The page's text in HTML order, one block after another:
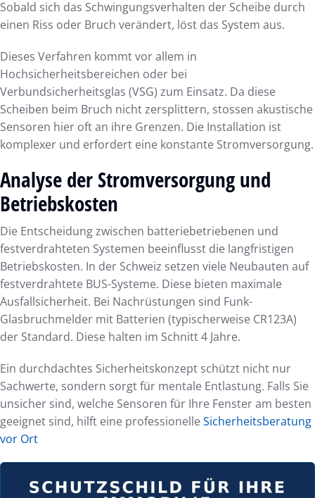
Sobald sich das Schwingungsverhalten der Scheibe durch
einen Riss oder Bruch verändert, löst das System aus.
Dieses Verfahren kommt vor allem in
Hochsicherheitsbereichen oder bei
Verbundsicherheitsglas (VSG) zum Einsatz. Da diese
Scheiben beim Bruch nicht zersplittern, stossen akustische
Sensoren hier oft an ihre Grenzen. Die Installation ist
komplexer und erfordert eine konstante Stromversorgung.
Analyse der Stromversorgung und
Betriebskosten
Die Entscheidung zwischen batteriebetriebenen und
festverdrahteten Systemen beeinflusst die langfristigen
Betriebskosten. In der Schweiz setzen viele Neubauten auf
festverdrahtete BUS-Systeme. Diese bieten maximale
Ausfallsicherheit. Bei Nachrüstungen sind Funk-
Glasbruchmelder mit Batterien (typischerweise CR123A)
der Standard. Diese halten im Schnitt 4 Jahre.
Ein durchdachtes Sicherheitskonzept schützt nicht nur
Sachwerte, sondern sorgt für mentale Entlastung. Falls Sie
unsicher sind, welche Sensoren für Ihre Fenster am besten
geeignet sind, hilft eine professionelleSicherheitsberatung
vor Ort